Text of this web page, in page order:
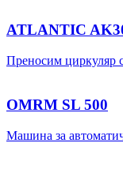
ATLANTIC
Преносим циркуляр
OMRM SL 500
Машина за